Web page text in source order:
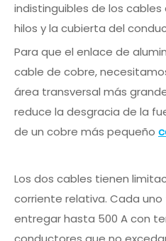
indistinguibles de los cables
hilos y la cubierta del
Para que el enlace de
cable de cobre,
área transversal más
reduce la desgracia de la
de un cobre más pequeño
Los dos cables tienen
corriente relativa. Cada
entregar hasta 500 A con